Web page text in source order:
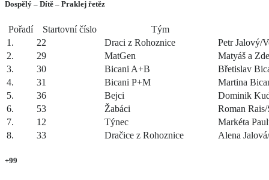
Dospělý – Dítě – Praklej řetěz
Pořadí Startovní číslo
Tým
1.
22 Draci z Rohoznice
Petr Jalový/
2.
29 MatGen
Matyáš a
3.
30 Bicani A+B
Břetislav
4.
31 Bicani P+M
Martina
5.
36 Bejci
Dominik
6.
53 Žabáci
Roman
7.
12 Týnec
Markéta
8.
33 Dračice z Rohoznice Alena
+99